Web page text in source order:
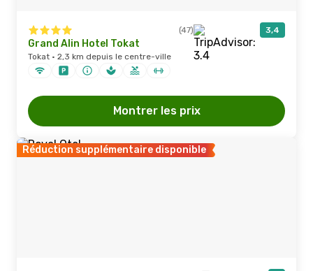
(47) 3,4
Grand Alin Hotel Tokat
Tokat · 2,3 km depuis le centre-ville
Montrer les prix
Réduction supplémentaire disponible